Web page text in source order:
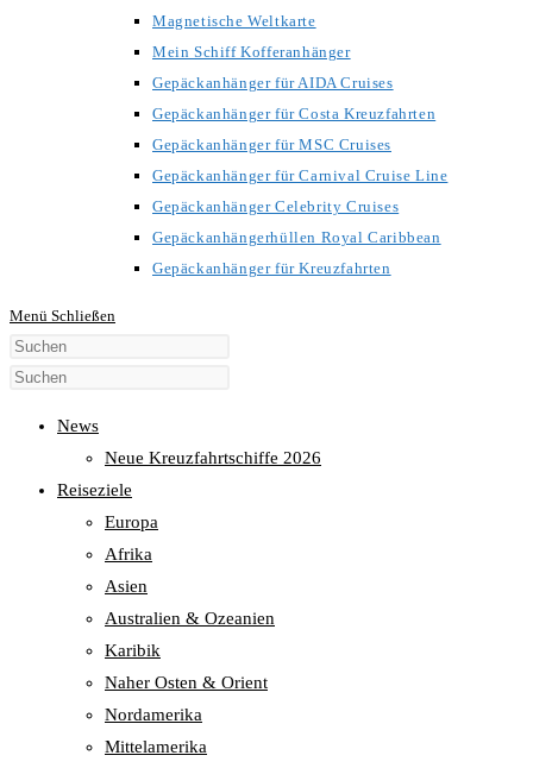
Magnetische Weltkarte
Mein Schiff Kofferanhänger
Gepäckanhänger für AIDA Cruises
Gepäckanhänger für Costa Kreuzfahrten
Gepäckanhänger für MSC Cruises
Gepäckanhänger für Carnival Cruise Line
Gepäckanhänger Celebrity Cruises
Gepäckanhängerhüllen Royal Caribbean
Gepäckanhänger für Kreuzfahrten
Menü Schließen
Diese
Website
News
Neue Kreuzfahrtschiffe 2026
Reiseziele
Europa
Afrika
Asien
Australien & Ozeanien
Karibik
Naher Osten & Orient
Nordamerika
Mittelamerika